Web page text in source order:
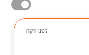
לפני דקה